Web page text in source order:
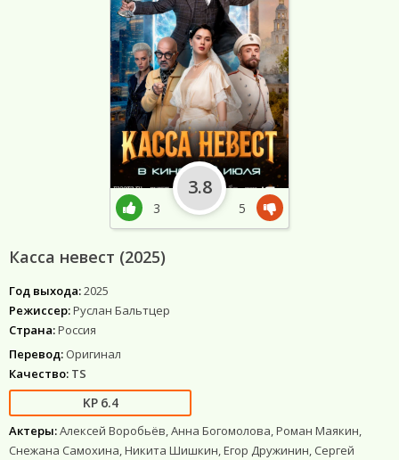
Касса невест (2025)
Год выхода:2025
Режиссер:Руслан Бальтцер
Страна:Россия
Перевод: Оригинал
Качество: TS
6.4
Актеры:Алексей Воробьёв, Анна Богомолова, Роман Маякин,
Снежана Самохина, Никита Шишкин, Егор Дружинин, Сергей
3
3.8
5